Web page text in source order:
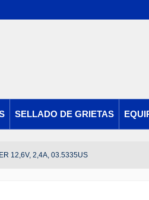
SELLADO DE GRIETAS
12,6V, 2,4A, 03.5335US